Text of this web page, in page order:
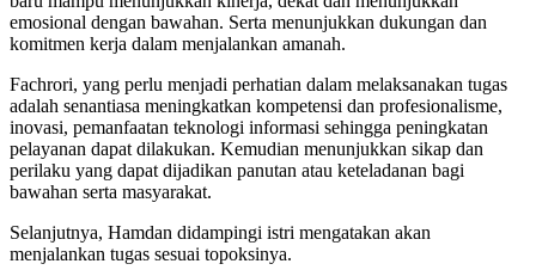
emosional dengan bawahan. Serta menunjukkan dukungan dan
komitmen kerja dalam menjalankan amanah.
Fachrori, yang perlu menjadi perhatian dalam melaksanakan tugas
adalah senantiasa meningkatkan kompetensi dan profesionalisme,
inovasi, pemanfaatan teknologi informasi sehingga peningkatan
pelayanan dapat dilakukan. Kemudian menunjukkan sikap dan
perilaku yang dapat dijadikan panutan atau keteladanan bagi
bawahan serta masyarakat.
Selanjutnya, Hamdan didampingi istri mengatakan akan
menjalankan tugas sesuai topoksinya.